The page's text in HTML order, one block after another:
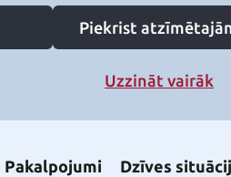
Piekrist
Uzzināt vairāk
Pakalpojumi Dzīves